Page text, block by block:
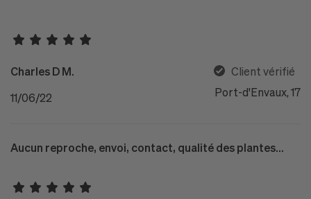
Charles D M.
Client vérifié
11/06/22
Port-d'Envaux, 17
Aucun reproche, envoi, contact, qualité des plantes...